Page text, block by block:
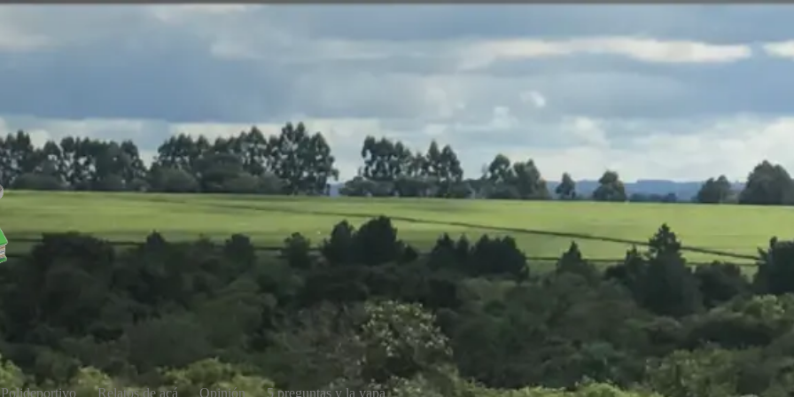
Polideportivo Relatos de acá Opinión 5 preguntas y la yapa